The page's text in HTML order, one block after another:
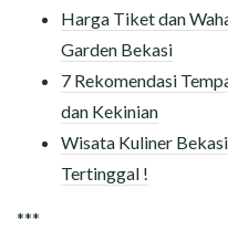
Harga Tiket dan
Garden Bekasi
7 Rekomendasi
dan Kekinian
Wisata Kuliner
Tertinggal !
***